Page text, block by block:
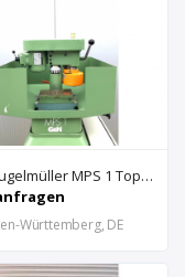
G&N Kugelmüller MPS 1 Topfschleifmaschine
Württemberg, DE